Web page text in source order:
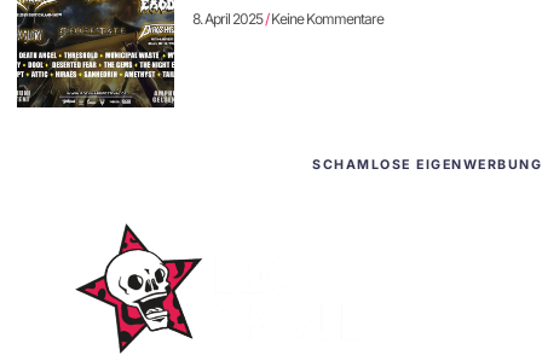
8. April 2025 Keine Kommentare
SCHAMLOSE EIGENWERBUNG